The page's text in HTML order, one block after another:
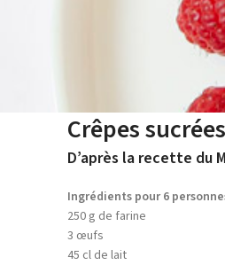
Crêpes
D’après la recette du
Ingrédients pour 6
250 g de farine
3 œufs
45 cl de lait